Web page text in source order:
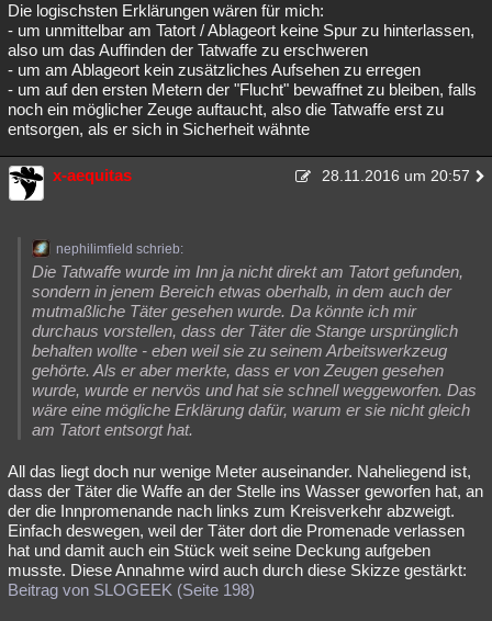
Die logischsten Erklärungen wären für mich:
- um unmittelbar am Tatort / Ablageort keine Spur zu hinterlassen,
also um das Auffinden der Tatwaffe zu erschweren
- um am Ablageort kein zusätzliches Aufsehen zu erregen
- um auf den ersten Metern der "Flucht" bewaffnet zu bleiben, falls
noch ein möglicher Zeuge auftaucht, also die Tatwaffe erst zu
entsorgen, als er sich in Sicherheit wähnte
x-aequitas 28.11.2016 um 20:57
nephilimfield schrieb:
Die Tatwaffe wurde im Inn ja nicht direkt am Tatort gefunden,
sondern in jenem Bereich etwas oberhalb, in dem auch der
mutmaßliche Täter gesehen wurde. Da könnte ich mir
durchaus vorstellen, dass der Täter die Stange ursprünglich
behalten wollte - eben weil sie zu seinem Arbeitswerkzeug
gehörte. Als er aber merkte, dass er von Zeugen gesehen
wurde, wurde er nervös und hat sie schnell weggeworfen. Das
wäre eine mögliche Erklärung dafür, warum er sie nicht gleich
am Tatort entsorgt hat.
All das liegt doch nur wenige Meter auseinander. Naheliegend ist,
dass der Täter die Waffe an der Stelle ins Wasser geworfen hat, an
der die Innpromenande nach links zum Kreisverkehr abzweigt.
Einfach deswegen, weil der Täter dort die Promenade verlassen
hat und damit auch ein Stück weit seine Deckung aufgeben
musste. Diese Annahme wird auch durch diese Skizze gestärkt:
Beitrag von SLOGEEK (Seite 198)